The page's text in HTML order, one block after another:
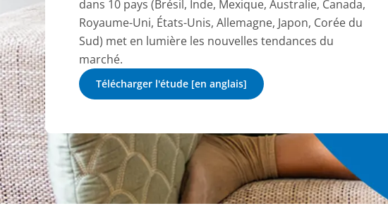
dans 10 pays (Brésil, Inde, Mexique, Australie, Canada,
Royaume-Uni, États-Unis, Allemagne, Japon, Corée du
Sud) met en lumière les nouvelles tendances du
marché.
Télécharger l'étude [en anglais]